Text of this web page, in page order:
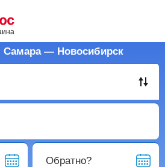
Самара — Новосибирск
Обратно?